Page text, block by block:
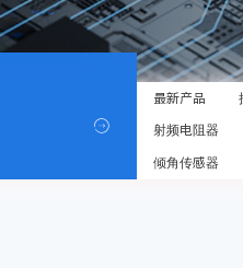

最新产品
射频电阻器
倾角传感器